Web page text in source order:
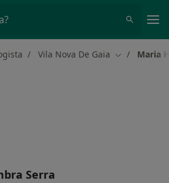
Vila Nova De Gaia Mudar de
Maria
Serra